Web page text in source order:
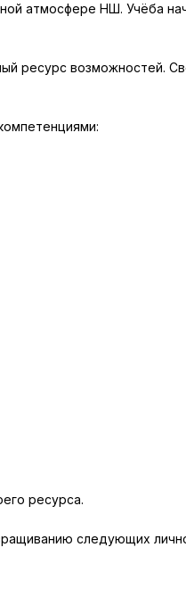
атмосфере НШ. Учёба
ресурс возможностей.
ресурса.
следующих